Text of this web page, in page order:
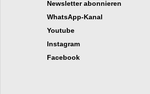
Newsletter abonnieren
WhatsApp-Kanal
Youtube
Instagram
Facebook